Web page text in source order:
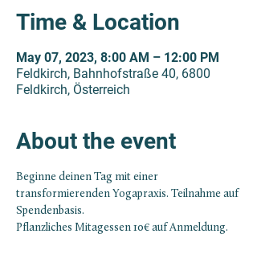
Time & Location
May 07, 2023, 8:00 AM – 12:00 PM
Feldkirch, Bahnhofstraße 40, 6800
Feldkirch, Österreich
About the event
Beginne deinen Tag mit einer
transformierenden Yogapraxis. Teilnahme auf
Spendenbasis.
Pflanzliches Mitagessen 10€ auf Anmeldung.